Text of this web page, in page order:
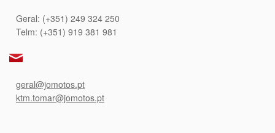
Geral: (+351) 249 324 250
Telm: (+351) 919 381 981
geral@jomotos.pt
ktm.tomar@jomotos.pt